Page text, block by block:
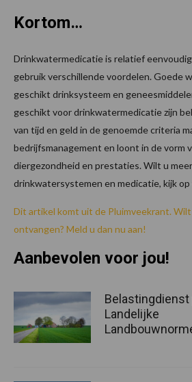
Kortom…
Drinkwatermedicatie is relatief
gebruik verschillende voordelen. Goede
geschikt drinksysteem en
geschikt voor drinkwatermedicatie zijn
van tijd en geld in de genoemde criteria
bedrijfsmanagement en loont in de vorm
diergezondheid en prestaties. Wilt u
drinkwatersystemen en medicatie, kijk
Dit artikel komt uit de Pluimveekrant.
ontvangen? Meld u dan nu aan!
Aanbevolen voor jou!
Landelijke